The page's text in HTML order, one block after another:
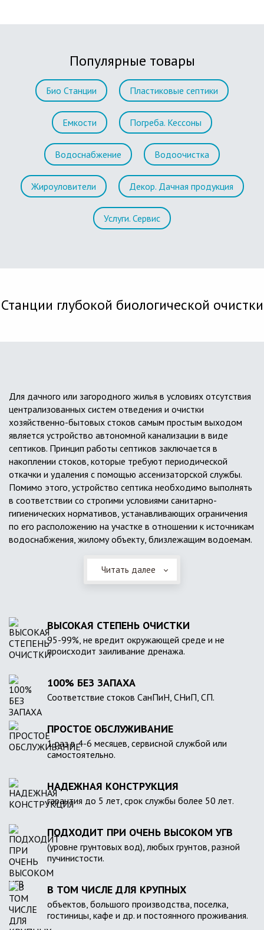
Популярные товары
Био Станции Пластиковые септики
Емкости Погреба. Кессоны
Водоснабжение Водоочистка
Жироуловители Декор. Дачная продукция
Услуги. Сервис
Станции глубокой биологической очистки
Для дачного или загородного жилья в условиях отсутствия
централизованных систем отведения и очистки
хозяйственно-бытовых стоков самым простым выходом
является устройство автономной канализации в виде
септиков. Принцип работы септиков заключается в
накоплении стоков, которые требуют периодической
откачки и удаления с помощью ассенизаторской службы.
Помимо этого, устройство септика необходимо выполнять
в соответствии со строгими условиями санитарно-
гигиенических нормативов, устанавливающих ограничения
по его расположению на участке в отношении к источникам
водоснабжения, жилому объекту, близлежащим водоемам.
Читать далее
ВЫСОКАЯ СТЕПЕНЬ ОЧИСТКИ
95-99%, не вредит окружающей среде и не
происходит заиливание дренажа.
100% БЕЗ ЗАПАХА
Соответствие стоков СанПиН, СНиП, СП.
ПРОСТОЕ ОБСЛУЖИВАНИЕ
1 раз в 4-6 месяцев, сервисной службой или
самостоятельно.
НАДЕЖНАЯ КОНСТРУКЦИЯ
гарантия до 5 лет, срок службы более 50 лет.
ПОДХОДИТ ПРИ ОЧЕНЬ ВЫСОКОМ УГВ
(уровне грунтовых вод), любых грунтов, разной
пучинистости.
В ТОМ ЧИСЛЕ ДЛЯ КРУПНЫХ
объектов, большого производства, поселка,
гостиницы, кафе и др. и постоянного проживания.